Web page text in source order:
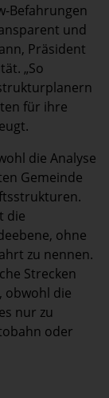
Befahrungen
und
Präsident
„So
für ihre
die Analyse
Gemeinde
die
ohne
zu nennen.
Strecken
obwohl die
nur zu
oder